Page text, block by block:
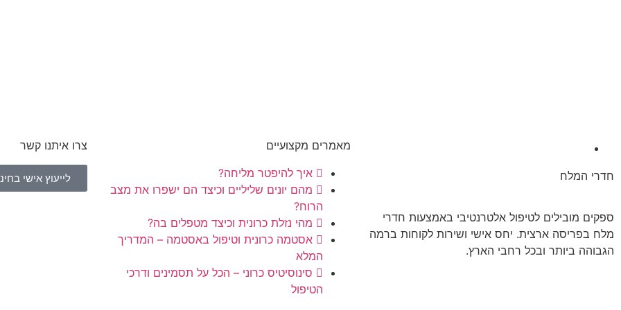
חדרי המלח
ספקים מובילים לטיפול אלטרנטיבי באמצעות חדרי
מלח בפריסה ארצית. יחס אישי ושירות לקוחות ברמה
הגבוהה ביותר ובכל רחבי הארץ.
מאמרים מקצועיים
איך להיפטר מליחה?
מהם יונים שליליים וכיצד הם ישפרו את מצב
הרוח?
מהי נזלת כרונית וכיצד מטפלים בה?
אסטמה כרונית וטיפול באסטמה – המדריך
המלא
סינוסיטיס כרוני – הכל על תסמינים ודרכי
הטיפול
צרו איתנו קשר
לייעוץ אישי בחינם - 072-